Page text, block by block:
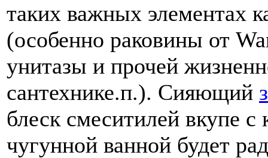
таких важных элементах
(особенно раковины от
унитазы и прочей
сантехнике.п.). Сияющий
блеск смеситилей вкупе с
чугунной ванной будет